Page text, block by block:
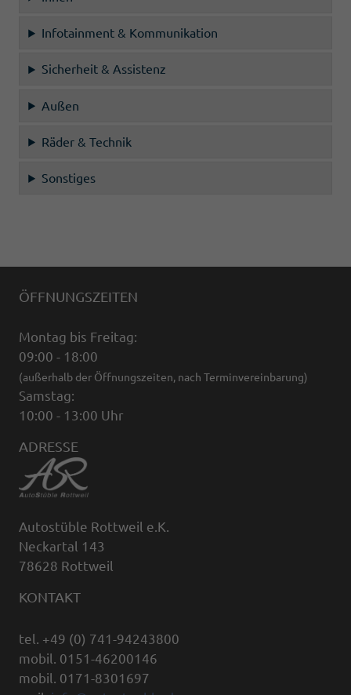
Infotainment & Kommunikation
Sicherheit & Assistenz
Außen
Räder & Technik
Sonstiges
ÖFFNUNGSZEITEN
Montag bis Freitag:
09:00 - 18:00
(außerhalb der Öffnungszeiten, nach Terminvereinbarung)
Samstag:
10:00 - 13:00 Uhr
ADRESSE
Autostüble Rottweil e.K.
Neckartal 143
78628 Rottweil
KONTAKT
tel. +49 (0) 741-94243800
mobil. 0151-46200146
mobil. 0171-8301697